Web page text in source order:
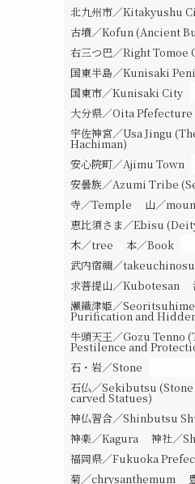
北九州市／Kitakyushu
古墳／Kofun (Ancient
右三つ巴／Right
国東半島／Kunisaki
国東市／Kunisaki City
大分県／Oita Pfefecture
宇佐神宮／Usa Jingu
Hachiman)
安心院町／Ajimu Town
安曇族／Azumi Tribe
寺／Temple
山／
恵比須さま／Ebisu
木／tree
本／Book
武内宿禰／
求菩提山／Kubotesan
瀬織津姫／
Purification and
牛頭天王／Gozu Tenno
Pestilence and
石・岩／Stone
石仏／Sekibutsu
carved Statues)
神仏習合／Shinbutsu
神楽／Kagura
神社／
福岡県／Fukuoka
菊／chrysanthemum